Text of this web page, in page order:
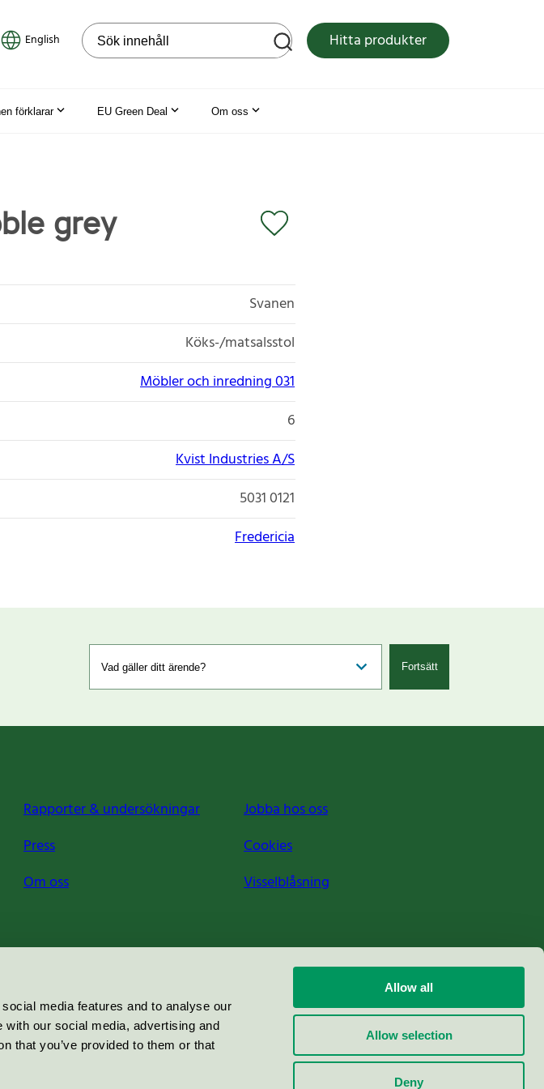
media features and to analyse our
our social media, advertising and
that you’ve provided to them or that
Allow all
Allow selection
Deny
English Sök på webbplatsen Hitta produkter
förklarar EU Green Deal Om oss
grey
Svanen
Köks-/matsalsstol
Möbler och inredning 031
6
Kvist Industries A/S
5031 0121
Fredericia
Fortsätt
Rapporter & undersökningar
Press
Om oss
Jobba hos oss
Cookies
Visselblåsning